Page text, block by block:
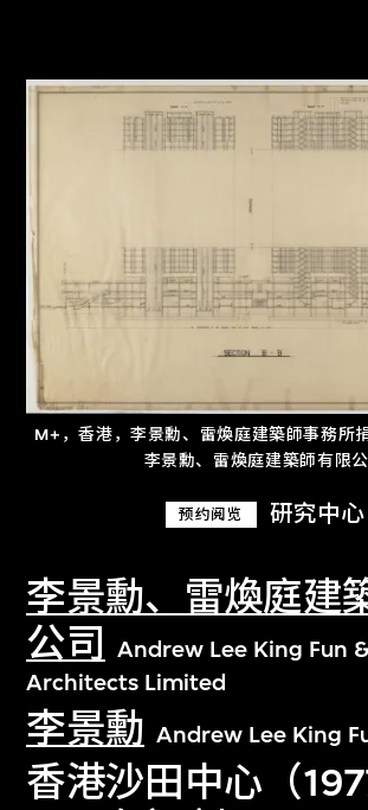
M+，香港，李景勳、雷煥庭建築師事務所
李景勳、雷煥庭建築師有限
预约阅览 研究中心
李景勳、雷煥庭建
公司
Andrew Lee King Fun
Architects Limited
李景勳 Andrew Lee King
香港沙田中心（
M+藏品
探索世界顶级的二十及二十一